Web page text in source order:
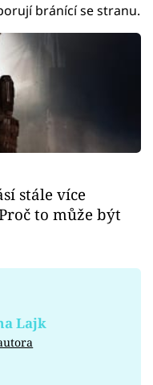
bránící se stranu.
stále více
to může být
Lajk